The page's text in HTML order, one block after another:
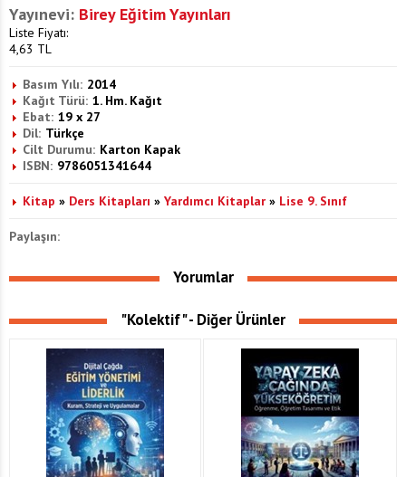
Yayınevi: Birey Eğitim Yayınları
Liste Fiyatı:
4,63 TL
Basım Yılı: 2014
Kağıt Türü: 1. Hm. Kağıt
Ebat: 19 x 27
Dil: Türkçe
Cilt Durumu: Karton Kapak
ISBN: 9786051341644
Kitap » Ders Kitapları » Yardımcı Kitaplar » Lise 9. Sınıf
Paylaşın:
Yorumlar
"Kolektif" - Diğer Ürünler